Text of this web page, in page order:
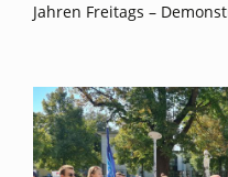
Jahren Freitags –